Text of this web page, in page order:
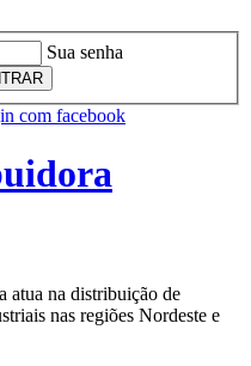
Sua senha
com facebook
atua na distribuição de
nas regiões Nordeste e